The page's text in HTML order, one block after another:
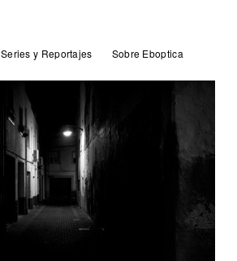
Series y Reportajes Sobre Eboptica